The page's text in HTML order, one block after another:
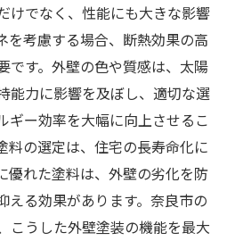
けでなく、性能にも大きな影響
を考慮する場合、断熱効果の高
です。外壁の色や質感は、太陽
能力に影響を及ぼし、適切な選
ギー効率を大幅に向上させるこ
料の選定は、住宅の長寿命化に
優れた塗料は、外壁の劣化を防
える効果があります。奈良市の
こうした外壁塗装の機能を最大